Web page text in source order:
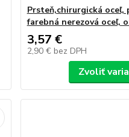
Prsteň,chirurgická oceľ,
farebná nerezová oceľ,
3,57 €
2,90 € bez DPH
Zvoliť